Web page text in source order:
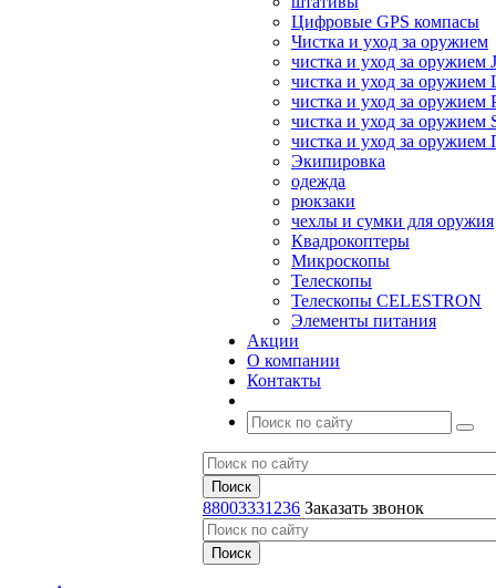
Цифровые GPS компасы
Чистка и уход за оружием
чистка и уход за оружием
чистка и уход за оружием
чистка и уход за оружием
чистка и уход за оружием
чистка и уход за
Экипировка
одежда
рюкзаки
чехлы и сумки для оружия
Квадрокоптеры
Микроскопы
Телескопы
Телескопы CELESTRON
Элементы питания
Акции
О компании
Контакты
88003331236 Заказать звонок